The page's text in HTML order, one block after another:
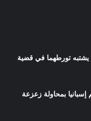
تورطهما في قضية
بمحاولة زعزعة